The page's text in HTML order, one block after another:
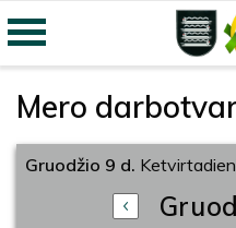
Mero
Gruodžio 9 d.